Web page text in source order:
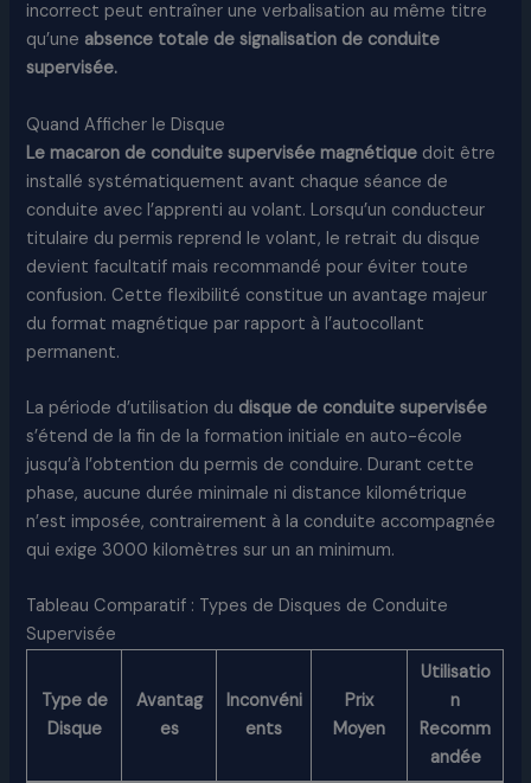
incorrect peut entraîner une verbalisation au même titre
qu’une absence totale de signalisation de conduite
supervisée.
Quand Afficher le Disque
Le macaron de conduite supervisée magnétique doit être
installé systématiquement avant chaque séance de
conduite avec l’apprenti au volant. Lorsqu’un conducteur
titulaire du permis reprend le volant, le retrait du disque
devient facultatif mais recommandé pour éviter toute
confusion. Cette flexibilité constitue un avantage majeur
du format magnétique par rapport à l’autocollant
permanent.
La période d’utilisation du disque de conduite supervisée
s’étend de la fin de la formation initiale en auto-école
jusqu’à l’obtention du permis de conduire. Durant cette
phase, aucune durée minimale ni distance kilométrique
n’est imposée, contrairement à la conduite accompagnée
qui exige 3000 kilomètres sur un an minimum.
Tableau Comparatif : Types de Disques de Conduite
Supervisée
Type de
Disque
Avantag
es
Inconvéni
ents
Prix
Moyen
Utilisatio
n
Recomm
andée